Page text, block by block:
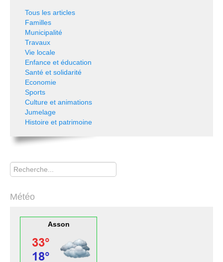
Tous les articles
Familles
Municipalité
Travaux
Vie locale
Enfance et éducation
Santé et solidarité
Economie
Sports
Culture et animations
Jumelage
Histoire et patrimoine
Rechercher
Météo
Asson